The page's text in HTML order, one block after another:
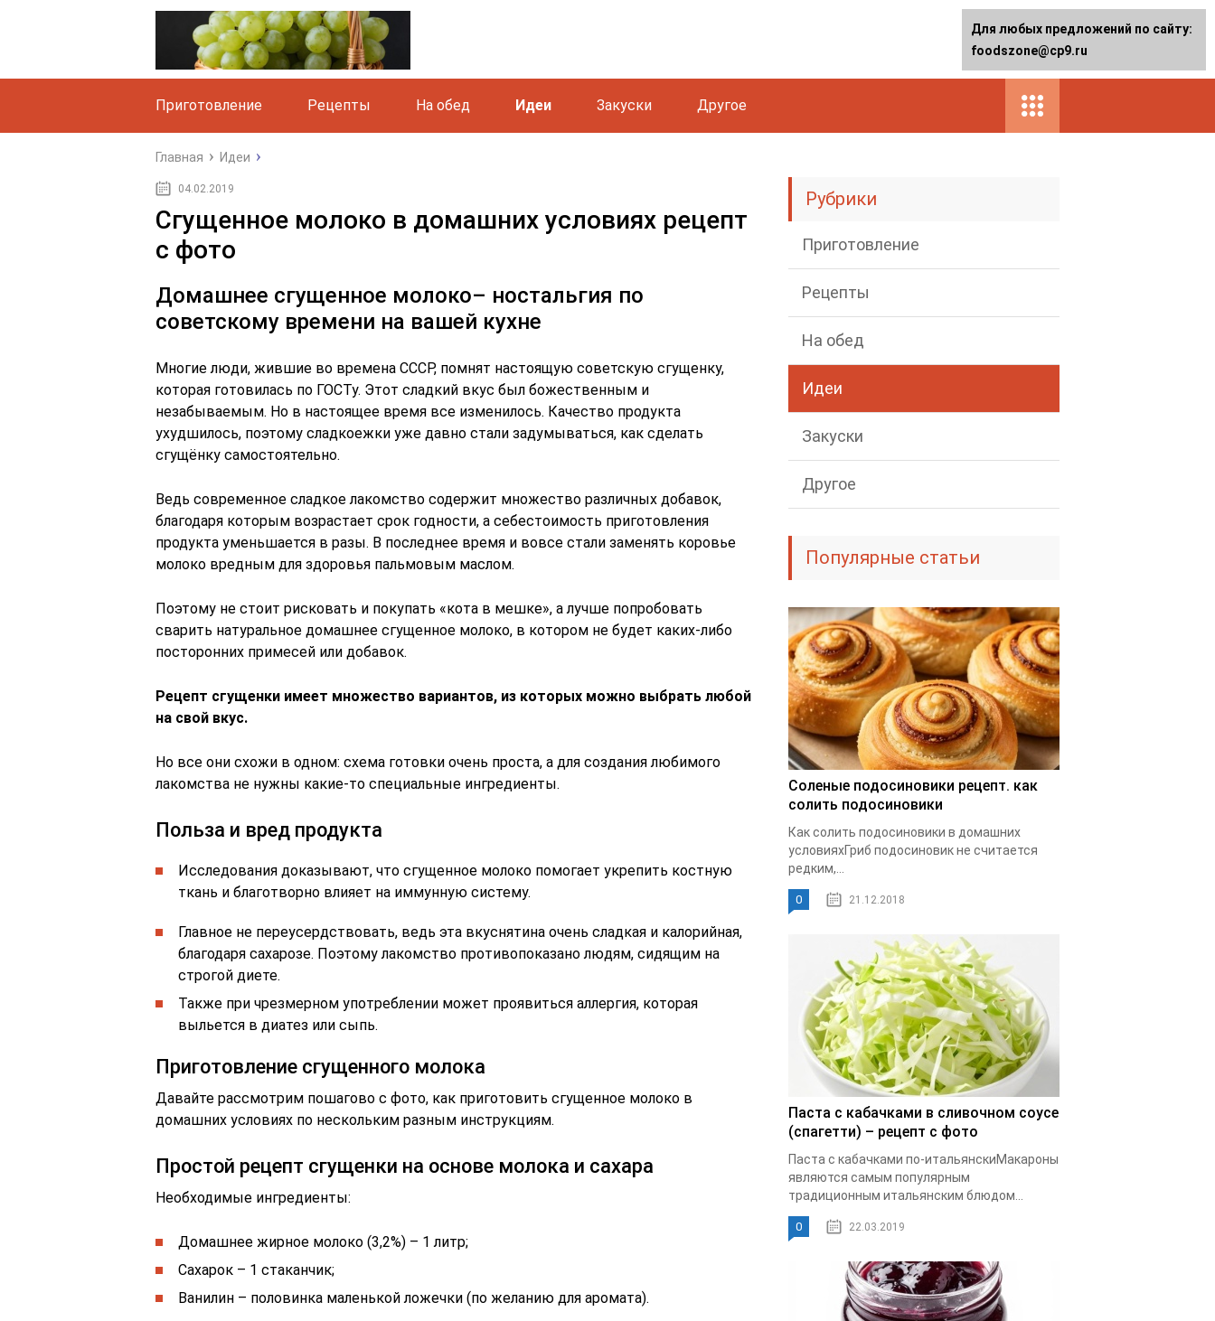
Приготовление Рецепты На обед Идеи Закуски Другое
Главная Идеи
04.02.2019
Сгущенное молоко в домашних условиях рецепт
с фото
Домашнее сгущенное молоко– ностальгия по
советскому времени на вашей кухне
Многие люди, жившие во времена СССР, помнят настоящую советскую сгущенку,
которая готовилась по ГОСТу. Этот сладкий вкус был божественным и
незабываемым. Но в настоящее время все изменилось. Качество продукта
ухудшилось, поэтому сладкоежки уже давно стали задумываться, как сделать
сгущёнку самостоятельно.
Ведь современное сладкое лакомство содержит множество различных добавок,
благодаря которым возрастает срок годности, а себестоимость приготовления
продукта уменьшается в разы. В последнее время и вовсе стали заменять коровье
молоко вредным для здоровья пальмовым маслом.
Поэтому не стоит рисковать и покупать «кота в мешке», а лучше попробовать
сварить натуральное домашнее сгущенное молоко, в котором не будет каких-либо
посторонних примесей или добавок.
Рецепт сгущенки имеет множество вариантов, из которых можно выбрать любой
на свой вкус.
Но все они схожи в одном: схема готовки очень проста, а для создания любимого
лакомства не нужны какие-то специальные ингредиенты.
Польза и вред продукта
Исследования доказывают, что сгущенное молоко помогает укрепить костную
ткань и благотворно влияет на иммунную систему.
Главное не переусердствовать, ведь эта вкуснятина очень сладкая и калорийная,
благодаря сахарозе. Поэтому лакомство противопоказано людям, сидящим на
строгой диете.
Также при чрезмерном употреблении может проявиться аллергия, которая
выльется в диатез или сыпь.
Приготовление сгущенного молока
Давайте рассмотрим пошагово с фото, как приготовить сгущенное молоко в
домашних условиях по нескольким разным инструкциям.
Простой рецепт сгущенки на основе молока и сахара
Необходимые ингредиенты:
Домашнее жирное молоко (3,2%) – 1 литр;
Сахарок – 1 стаканчик;
Ванилин – половинка маленькой ложечки (по желанию для аромата).
Рубрики
Приготовление
Рецепты
На обед
Идеи
Закуски
Другое
Популярные статьи
Соленые подосиновики рецепт. как
солить подосиновики
Как солить подосиновики в домашних
условияхГриб подосиновик не считается
редким,...
0 21.12.2018
Паста с кабачками в сливочном соусе
(спагетти) – рецепт с фото
Паста с кабачками по-итальянскиМакароны
являются самым популярным
традиционным итальянским блюдом...
0 22.03.2019
Для любых предложений по сайту:
foodszone@cp9.ru